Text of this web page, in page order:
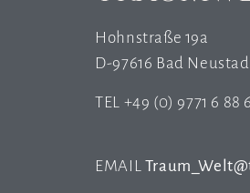
Hohnstraße 19a
D-97616 Bad
TEL +49 (0) 9771 6 88
EMAIL